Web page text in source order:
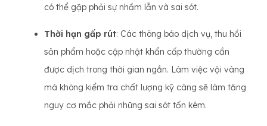
có thể gặp phải sự nhầm lẫn và sai sót.
Thời hạn gấp rút: Các thông báo dịch vụ, thu hồi
sản phẩm hoặc cập nhật khẩn cấp thường cần
được dịch trong thời gian ngắn. Làm việc vội vàng
mà không kiểm tra chất lượng kỹ càng sẽ làm tăng
nguy cơ mắc phải những sai sót tốn kém.